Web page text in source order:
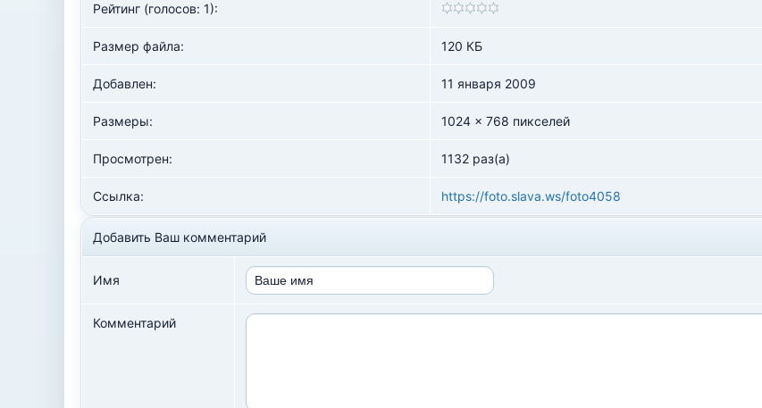
Рейтинг (голосов: 1):
Размер файла: 120 КБ
Добавлен: 11 января 2009
Размеры: 1024 x 768 пикселей
Просмотрен: 1132 раз(а)
Ссылка: https://foto.slava.ws/foto4058
Добавить Ваш комментарий
Имя
Комментарий